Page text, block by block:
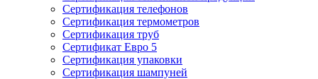
Сертификация телефонов
Сертификация термометров
Сертификация труб
Сертификат Евро 5
Сертификация упаковки
Сертификация шампуней